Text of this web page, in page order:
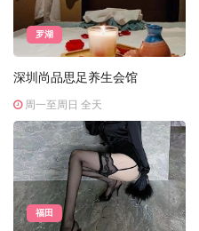
罗湖
深圳尚品思足养生会馆
周一至周日 全天
福田